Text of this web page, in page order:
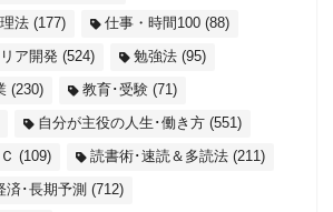
法 (177) 仕事・時間100 (88)
ア開発 (524) 勉強法 (95)
(230) 教育･受験 (71)
自分が主役の人生･働き方 (551)
(109) 読書術･速読＆多読法 (211)
済･長期予測 (712)